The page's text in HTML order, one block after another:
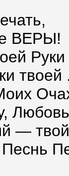
ВЕРЫ!
твоей
—